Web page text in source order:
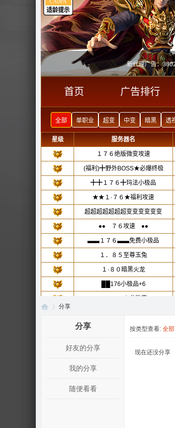
分享
分享
好友的分享
我的分享
随便看看
按类型查看: 全部
现在还没分享